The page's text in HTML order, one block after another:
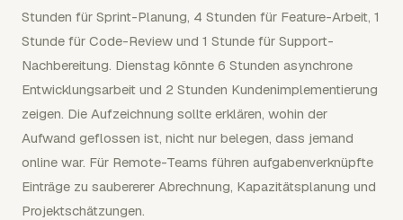
Stunden für Sprint-Planung, 4 Stunden für Feature-Arbeit, 1
Stunde für Code-Review und 1 Stunde für Support-
Nachbereitung. Dienstag könnte 6 Stunden asynchrone
Entwicklungsarbeit und 2 Stunden Kundenimplementierung
zeigen. Die Aufzeichnung sollte erklären, wohin der
Aufwand geflossen ist, nicht nur belegen, dass jemand
online war. Für Remote-Teams führen aufgabenverknüpfte
Einträge zu saubererer Abrechnung, Kapazitätsplanung und
Projektschätzungen.